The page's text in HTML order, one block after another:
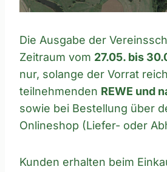
Die Ausgabe der
Zeitraum vom 27.05. bis
nur, solange der Vorrat
teilnehmenden REWE und
sowie bei Bestellung über
Onlineshop (Liefer- oder
Kunden erhalten beim